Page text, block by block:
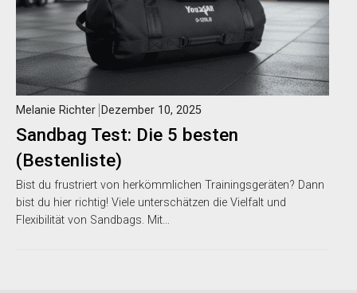
Sandbag Test: Die 5 besten
(Bestenliste)
Melanie Richter Dezember 10, 2025
Bist du frustriert von herkömmlichen Trainingsgeräten? Dann
bist du hier richtig! Viele unterschätzen die Vielfalt und
Flexibilität von Sandbags. Mit…